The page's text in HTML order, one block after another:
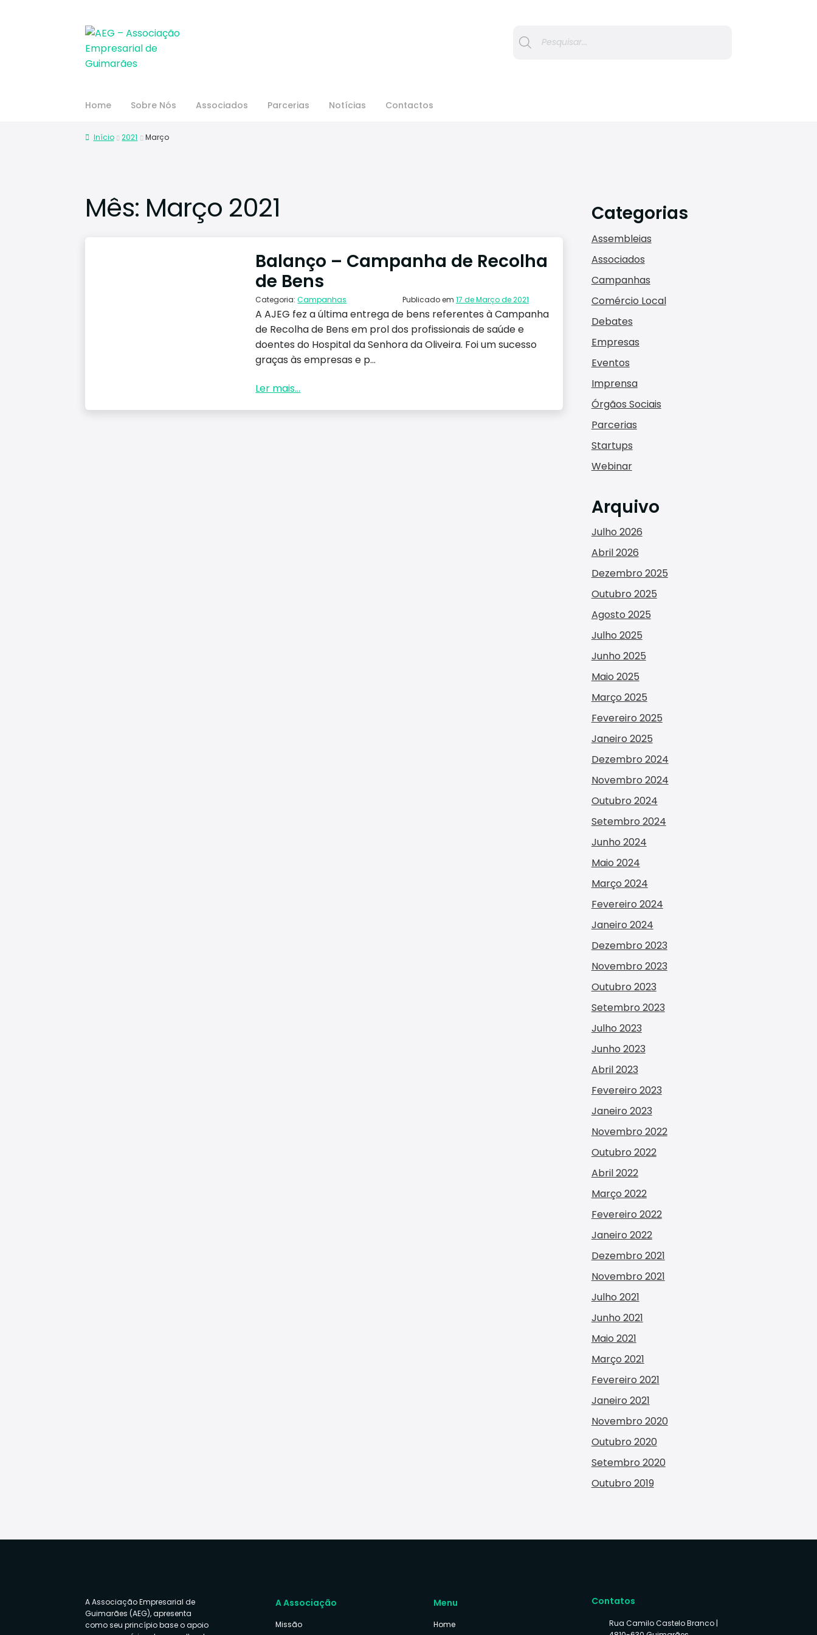
Home Sobre Nós Associados Parcerias Notícias Contactos
Início 2021 Março
Mês: Março 2021
Balanço – Campanha de Recolha
de Bens
Categoria:Campanhas Publicado em17 de Março de 2021
A AJEG fez a última entrega de bens referentes à Campanha
de Recolha de Bens em prol dos profissionais de saúde e
doentes do Hospital da Senhora da Oliveira. Foi um sucesso
graças às empresas e p...
Ler mais...
Categorias
Assembleias
Associados
Campanhas
Comércio Local
Debates
Empresas
Eventos
Imprensa
Órgãos Sociais
Parcerias
Startups
Webinar
Arquivo
Julho 2026
Abril 2026
Dezembro 2025
Outubro 2025
Agosto 2025
Julho 2025
Junho 2025
Maio 2025
Março 2025
Fevereiro 2025
Janeiro 2025
Dezembro 2024
Novembro 2024
Outubro 2024
Setembro 2024
Junho 2024
Maio 2024
Março 2024
Fevereiro 2024
Janeiro 2024
Dezembro 2023
Novembro 2023
Outubro 2023
Setembro 2023
Julho 2023
Junho 2023
Abril 2023
Fevereiro 2023
Janeiro 2023
Novembro 2022
Outubro 2022
Abril 2022
Março 2022
Fevereiro 2022
Janeiro 2022
Dezembro 2021
Novembro 2021
Julho 2021
Junho 2021
Maio 2021
Março 2021
Fevereiro 2021
Janeiro 2021
Novembro 2020
Outubro 2020
Setembro 2020
Outubro 2019
A Associação Empresarial de
Guimarães (AEG), apresenta
como seu princípio base o apoio
A Associação
Missão
Menu
Home
Contatos
Rua Camilo Castelo Branco |